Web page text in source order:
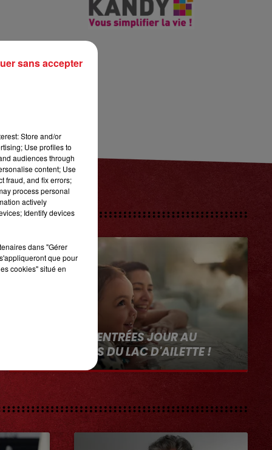
7h00 - 10h00
GAGNEZ VOS ENTRÉES JOUR AU
CENTER PARCS DU LAC D'AILETTE !
Store and/or
Use profiles to
audiences through
content; Use
fraud, and fix errors;
process personal
actively
Identify devices
dans "Gérer
que pour
cookies" situé en
sans accepter